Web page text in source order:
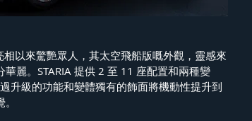
以來驚艷眾人，其太空飛船版嘅外觀，靈感來
麗。STARIA 提供 2 至 11 座配置和兩種變
升級的功能和變體獨有的飾面將機動性提升到